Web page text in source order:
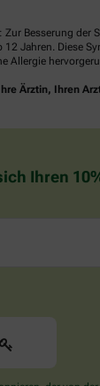
Besserung
Jahren. Diese
Ärztin, Ihren
Ihren
2